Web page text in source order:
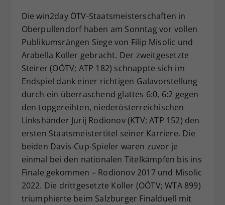
Die win2day ÖTV-Staatsmeisterschaften in
Oberpullendorf haben am Sonntag vor vollen
Publikumsrängen Siege von Filip Misolic und
Arabella Koller gebracht. Der zweitgesetzte
Steirer (OÖTV; ATP 182) schnappte sich im
Endspiel dank einer richtigen Galavorstellung
durch ein überraschend glattes 6:0, 6:2 gegen
den topgereihten, niederösterreichischen
Linkshänder Jurij Rodionov (KTV; ATP 152) den
ersten Staatsmeistertitel seiner Karriere. Die
beiden Davis-Cup-Spieler waren zuvor je
einmal bei den nationalen Titelkämpfen bis ins
Finale gekommen – Rodionov 2017 und Misolic
2022. Die drittgesetzte Koller (OÖTV; WTA 899)
triumphierte beim Salzburger Finalduell mit
Zweck
Dieser Wert speichert Ihre Consent-
zufällig generierte ID, für die
historische Speicherung Ihrer
vorgenommen Einstellungen, falls der
Webseiten-Betreiber dies eingestellt
hat.